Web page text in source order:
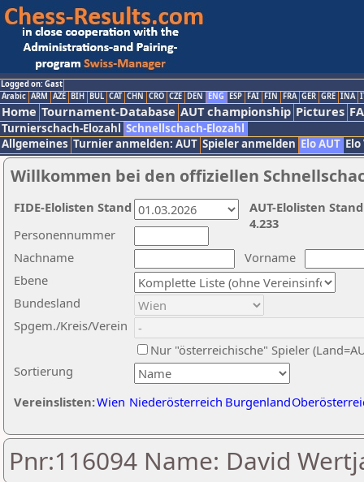
Logged on: Gast
Arabic ARM AZE BIH BUL CAT CHN CRO CZE DEN ENG ESP FAI FIN FRA GER GRE INA
Home Tournament-Database AUT championship Pictures
Turnierschach-Elozahl Schnellschach-Elozahl
Allgemeines Turnier anmelden: AUT Spieler anmelden Elo AUT
Willkommen bei den offiziellen
Nachname
Vorname
Ebene
Sortierung
Personennummer
Bundesland
Spgem./Kreis/Verein
Nur "österreichische" Spieler
Vereinslisten:Wien Niederösterreich Burgenland
AUT-Elolisten
4.233
FIDE-Elolisten Stand
Pnr:116094 Name: David